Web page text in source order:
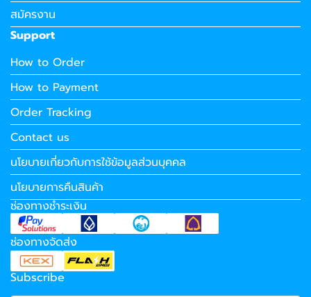
สมัครงาน
Support
How to Order
How to Payment
Order Tracking
Contact us
นโยบายเกี่ยวกับการใช้ข้อมูลส่วนบุคคล
นโยบายการคืนสินค้า
ช่องทางชำระเงิน
ช่องทางจัดส่ง
Subscribe